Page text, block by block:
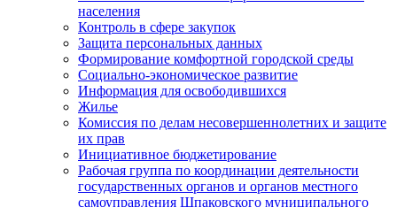
населения
Контроль в сфере закупок
Защита персональных данных
Формирование комфортной городской среды
Социально-экономическое развитие
Информация для освободившихся
Жилье
Комиссия по делам несовершеннолетних и защите
их прав
Инициативное бюджетирование
Рабочая группа по координации деятельности
государственных органов и органов местного
самоуправления Шпаковского муниципального